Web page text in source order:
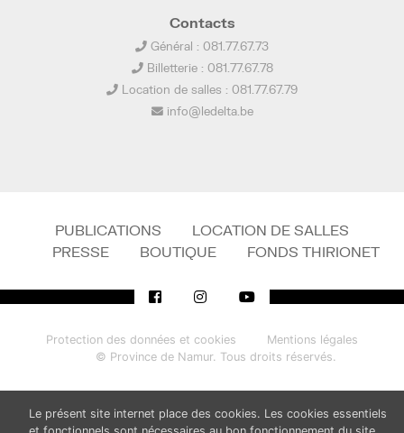
Contacts
Général : 081.77.67.73
Billetterie : 081.77.67.78
Location de salles : 081.77.67.79
info@ledelta.be
PUBLICATIONS
LOCATION DE SALLES
PRESSE
BOUTIQUE FONDS THIRIONET
Protection des données et cookies
Mentions légales
© Province de Namur. Tous droits réservés.
Le présent site internet place des cookies. Les cookies essentiels